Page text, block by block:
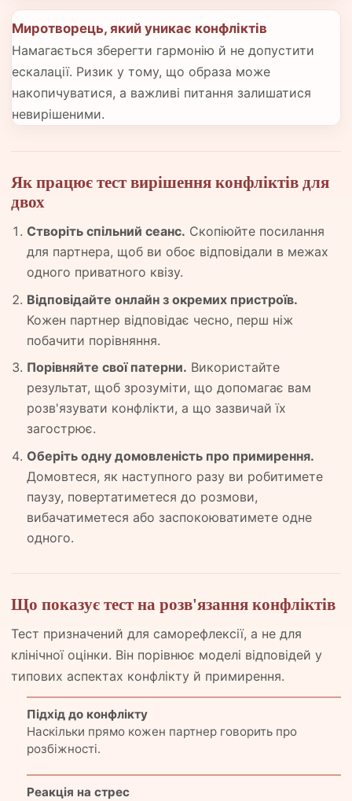
Миротворець, який уникає конфліктів
Намагається зберегти гармонію й не допустити
ескалації. Ризик у тому, що образа може
накопичуватися, а важливі питання залишатися
невирішеними.
Як працює тест вирішення конфліктів для
двох
Створіть спільний сеанс. Скопіюйте посилання
для партнера, щоб ви обоє відповідали в межах
одного приватного квізу.
Відповідайте онлайн з окремих пристроїв.
Кожен партнер відповідає чесно, перш ніж
побачити порівняння.
Порівняйте свої патерни. Використайте
результат, щоб зрозуміти, що допомагає вам
розв'язувати конфлікти, а що зазвичай їх
загострює.
Оберіть одну домовленість про примирення.
Домовтеся, як наступного разу ви робитимете
паузу, повертатиметеся до розмови,
вибачатиметеся або заспокоюватимете одне
одного.
Що показує тест на розв'язання конфліктів
Тест призначений для саморефлексії, а не для
клінічної оцінки. Він порівнює моделі відповідей у
типових аспектах конфлікту й примирення.
Підхід до конфлікту
Наскільки прямо кожен партнер говорить про
розбіжності.
Реакція на стрес